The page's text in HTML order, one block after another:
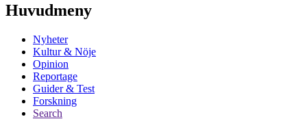
Huvudmeny
Nyheter
Kultur & Nöje
Opinion
Reportage
Guider & Test
Forskning
Search